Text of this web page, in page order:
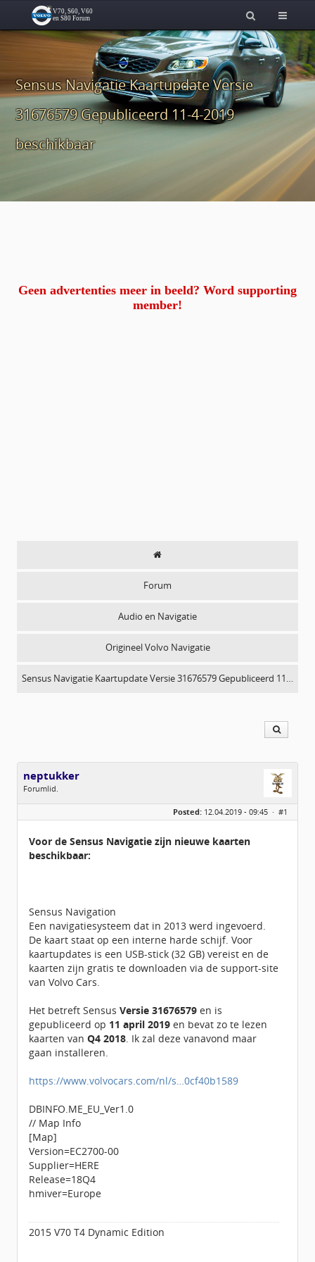
Sensus Navigatie Kaartupdate Versie
31676579 Gepubliceerd 11-4-2019
beschikbaar
Geen advertenties meer in beeld? Word supporting
member!
Forum
Audio en Navigatie
Origineel Volvo Navigatie
Sensus Navigatie Kaartupdate Versie 31676579 Gepubliceerd 11…
neptukker
Forumlid.
Geslacht:
Berichten:
5
Posted: 12.04.2019 - 09:45 · #1
Voor de Sensus Navigatie zijn nieuwe kaarten
beschikbaar:
Sensus Navigation
Een navigatiesysteem dat in 2013 werd ingevoerd.
De kaart staat op een interne harde schijf. Voor
kaartupdates is een USB-stick (32 GB) vereist en de
kaarten zijn gratis te downloaden via de support-site
van Volvo Cars.
Het betreft Sensus Versie 31676579 en is
gepubliceerd op 11 april 2019 en bevat zo te lezen
kaarten van Q4 2018. Ik zal deze vanavond maar
gaan installeren.
https://www.volvocars.com/nl/s…0cf40b1589
DBINFO.ME_EU_Ver1.0
// Map Info
[Map]
Version=EC2700-00
Supplier=HERE
Release=18Q4
hmiver=Europe
2015 V70 T4 Dynamic Edition